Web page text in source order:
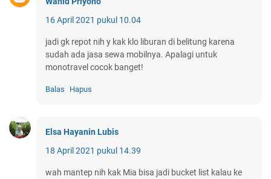
16 April 2021 pukul 10.04
jadi gk repot nih y kak klo liburan di belitung karena
sudah ada jasa sewa mobilnya. Apalagi untuk
monotravel cocok banget!
Balas Hapus
Elsa Hayanin Lubis
18 April 2021 pukul 14.39
wah mantep nih kak Mia bisa jadi bucket list kalau ke